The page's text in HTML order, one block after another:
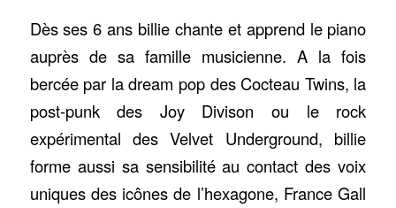
Dès ses 6 ans billie chante et apprend le piano
auprès de sa famille musicienne. A la fois
bercée par la dream pop des Cocteau Twins, la
post-punk des Joy Divison ou le rock
expérimental des Velvet Underground, billie
forme aussi sa sensibilité au contact des voix
uniques des icônes de l’hexagone, France Gall